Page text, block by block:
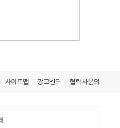
사이트맵 광고센터 협력사문의